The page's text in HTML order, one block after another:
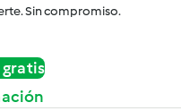
Sin compromiso.
gratis